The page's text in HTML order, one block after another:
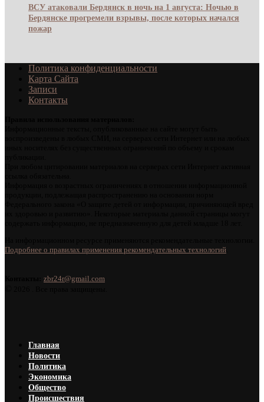
ВСУ атаковали Бердянск в ночь на 1 августа: Ночью в
Бердянске прогремели взрывы, после которых начался
пожар
Политика конфиденциальности
Карта Сайта
Записи
Контакты
Подробнее о правилах применения рекомендательных технологий
zbr24r@gmail.com
Главная
Новости
Политика
Экономика
Общество
Происшествия